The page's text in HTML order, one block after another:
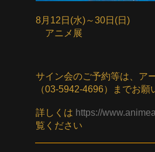
8月12日(水)～30日(日)
アニメ展
サイン会のご予約等は、ア
（03-5942-4696）までお願
詳しくは https://
覧ください